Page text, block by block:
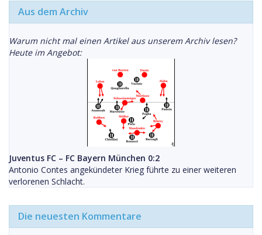
Aus dem Archiv
Warum nicht mal einen Artikel aus unserem Archiv lesen?
Heute im Angebot:
Juventus FC – FC Bayern München 0:2
Antonio Contes angekündeter Krieg führte zu einer weiteren
verlorenen Schlacht.
Die neuesten Kommentare